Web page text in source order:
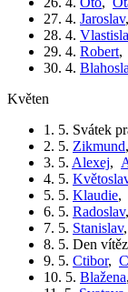
27. 4. Jaroslav,
28. 4.
29. 4. Robert,
30. 4.
květen
1. 5. Svátek
2. 5. Zikmund,
3. 5. Alexej,
4. 5.
5. 5. Klaudie,
6. 5. Radoslav,
7. 5. Stanislav,
8. 5. Den
9. 5. Ctibor,
10. 5. Blažena